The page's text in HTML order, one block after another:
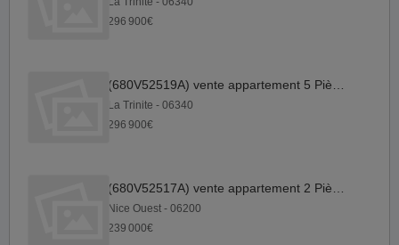
296 900€
La Trinite - 06340
296 900€
Nice Ouest - 06200
239 000€